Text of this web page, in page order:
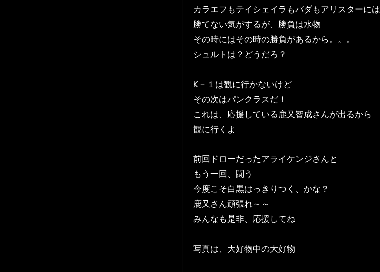
カラエフもテイシェイラもバダもアリスターには
勝てない気がするが、勝負は水物
その時にはその時の勝負があるから。。。
シュルトは？どうだろ？
K－１は観に行かないけど
その次はパンクラスだ！
これは、応援している鹿又智成さんが出るから
観に行くよ
前回ドローだったアライケンジさんと
もう一回、闘う
今度こそ白黒はっきりつく、かな？
鹿又さん頑張れ～～
みんなも是非、応援してね
写真は、大好物中の大好物